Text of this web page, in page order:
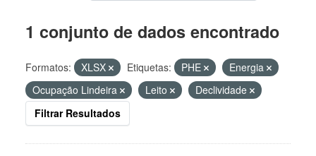
1 conjunto de dados encontrado
Formatos: XLSX Etiquetas: PHE
Energia
Ocupação Lindeira
Leito
Declividade
Filtrar Resultados